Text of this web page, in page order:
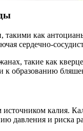
такими как
сердечно-
такие как
к образованию
калия.
давления и риска